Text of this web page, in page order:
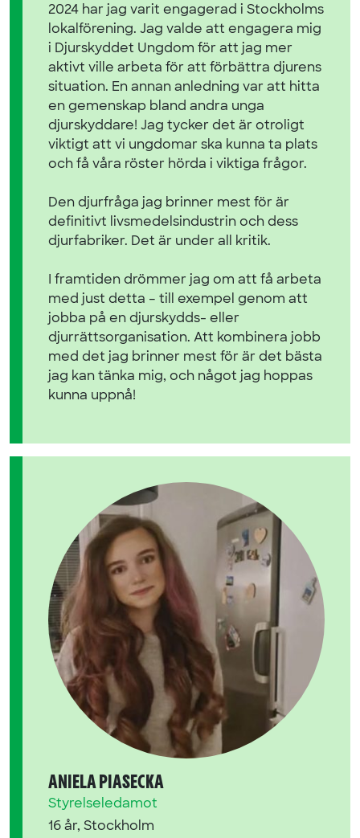
2024 har jag varit engagerad i Stockholms
lokalförening. Jag valde att engagera mig
i Djurskyddet Ungdom för att jag mer
aktivt ville arbeta för att förbättra djurens
situation. En annan anledning var att hitta
en gemenskap bland andra unga
djurskyddare! Jag tycker det är otroligt
viktigt att vi ungdomar ska kunna ta plats
och få våra röster hörda i viktiga frågor.
Den djurfråga jag brinner mest för är
definitivt livsmedelsindustrin och dess
djurfabriker. Det är under all kritik.
I framtiden drömmer jag om att få arbeta
med just detta – till exempel genom att
jobba på en djurskydds- eller
djurrättsorganisation. Att kombinera jobb
med det jag brinner mest för är det bästa
jag kan tänka mig, och något jag hoppas
kunna uppnå!
ANIELA PIASECKA
Styrelseledamot
16 år, Stockholm